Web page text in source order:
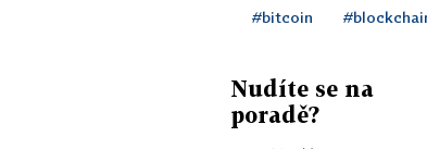
#bitcoin
Nudíte se na
poradě?